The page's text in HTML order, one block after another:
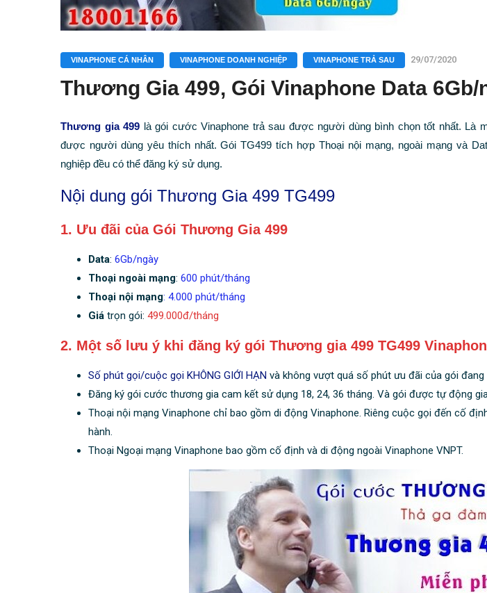
VINAPHONE CÁ NHÂN VINAPHONE DOANH NGHIỆP VINAPHONE TRẢ SAU 29/07/2020
Thương Gia 499, Gói Vinaphone Data 6Gb/
Thương gia 499 là gói cước Vinaphone trả sau được người dùng bình chọn tốt nhất. Là
được người dùng yêu thích nhất. Gói TG499 tích hợp Thoại nội mạng, ngoài mạng và
nghiệp đều có thể đăng ký sử dụng.
Nội dung gói Thương Gia 499 TG499
1. Ưu đãi của Gói Thương Gia 499
Data: 6Gb/ngày
Thoại ngoài mạng: 600 phút/tháng
Thoại nội mạng: 4.000 phút/tháng
Giá trọn gói: 499.000đ/tháng
2. Một số lưu ý khi đăng ký gói Thương gia 499 TG499
Số phút gọi/cuộc gọi KHÔNG GIỚI HẠN và không vượt quá số phút ưu đãi của gói đang
Đăng ký gói cước thương gia cam kết sử dụng 18, 24, 36 tháng. Và gói được tự động gia
Thoại nội mạng Vinaphone chỉ bao gồm di động Vinaphone. Riêng cuộc gọi đến cố
hành.
Thoại Ngoại mạng Vinaphone bao gồm cố định và di động ngoài Vinaphone VNPT.